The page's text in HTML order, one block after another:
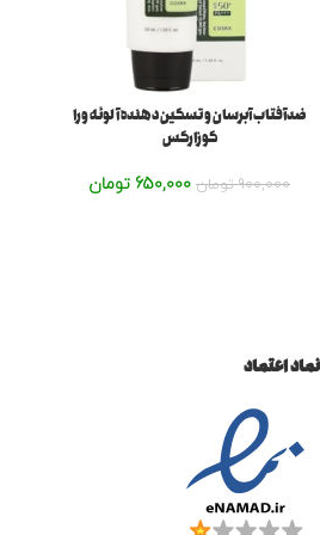
ضدآفتاب آبرسان و تسکین دهنده آلوئه ورا
کوزارکس
900,000 تومان 650,000 تومان
نماد اعتماد